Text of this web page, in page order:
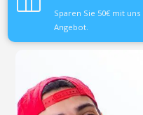
Sparen Sie 50€ mit
Angebot.